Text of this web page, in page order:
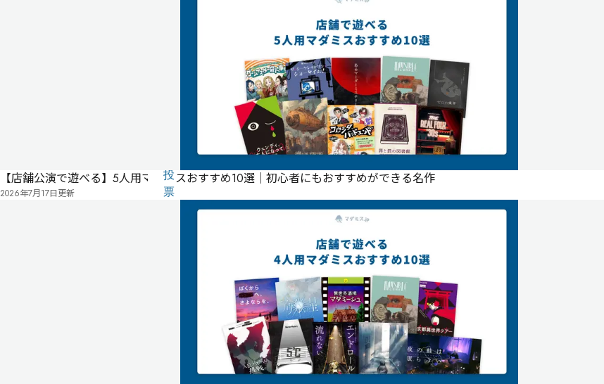
ジ
る
リ
投
票
ロールプレイ重視・1
【店舗公演で遊べる】5人用マダミスおすすめ10選｜初心者にもおすすめができる名作
2026年7月17日更新